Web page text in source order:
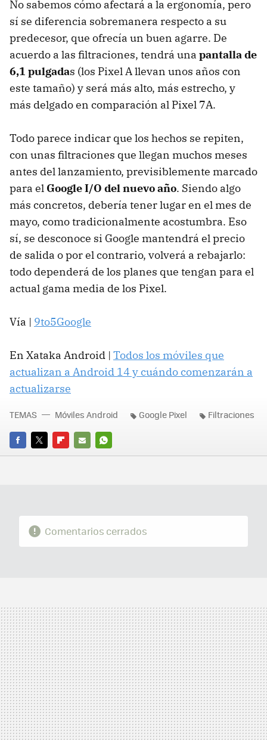
No sabemos cómo afectará a la ergonomía, pero
sí se diferencia sobremanera respecto a su
predecesor, que ofrecía un buen agarre. De
acuerdo a las filtraciones, tendrá una pantalla de
6,1 pulgadas (los Pixel A llevan unos años con
este tamaño) y será más alto, más estrecho, y
más delgado en comparación al Pixel 7A.
Todo parece indicar que los hechos se repiten,
con unas filtraciones que llegan muchos meses
antes del lanzamiento, previsiblemente marcado
para el Google I/O del nuevo año. Siendo algo
más concretos, debería tener lugar en el mes de
mayo, como tradicionalmente acostumbra. Eso
sí, se desconoce si Google mantendrá el precio
de salida o por el contrario, volverá a rebajarlo:
todo dependerá de los planes que tengan para el
actual gama media de los Pixel.
Vía | 9to5Google
En Xataka Android | Todos los móviles que
actualizan a Android 14 y cuándo comenzarán a
actualizarse
FACEBOOK
TWITTERFLIPBOARD
E-
WHATSAPP
TEMAS Móviles Android Google Pixel Filtraciones
Comentarios cerrados